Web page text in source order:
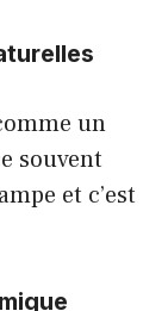
un
souvent
et c’est